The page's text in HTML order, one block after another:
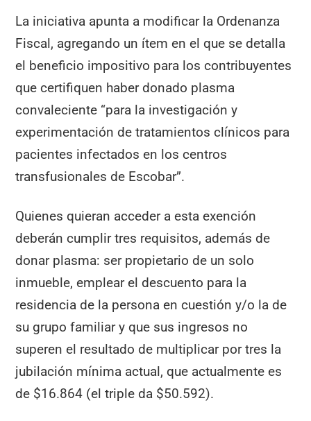
La iniciativa apunta a modificar la Ordenanza
Fiscal, agregando un ítem en el que se detalla
el beneficio impositivo para los contribuyentes
que certifiquen haber donado plasma
convaleciente “para la investigación y
experimentación de tratamientos clínicos para
pacientes infectados en los centros
transfusionales de Escobar”.
Quienes quieran acceder a esta exención
deberán cumplir tres requisitos, además de
donar plasma: ser propietario de un solo
inmueble, emplear el descuento para la
residencia de la persona en cuestión y/o la de
su grupo familiar y que sus ingresos no
superen el resultado de multiplicar por tres la
jubilación mínima actual, que actualmente es
de $16.864 (el triple da $50.592).